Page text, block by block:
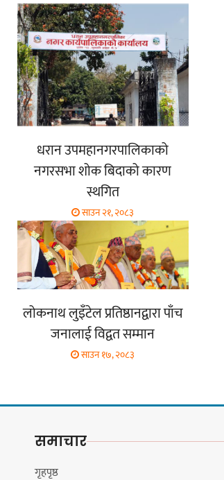
धरान उपमहानगरपालिकाको
नगरसभा शोक बिदाको कारण
स्थगित
साउन २१, २०८३
लोकनाथ लुइँटेल प्रतिष्ठानद्वारा पाँच
जनालाई विद्वत सम्मान
साउन १७, २०८३
समाचार
गृहपृष्ठ